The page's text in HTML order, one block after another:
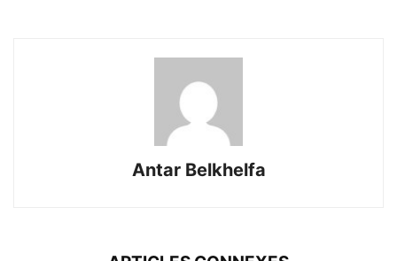
Antar Belkhelfa